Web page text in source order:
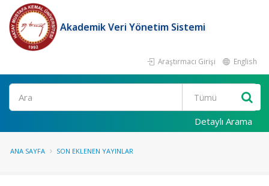
Akademik Veri Yönetim Sistemi
Araştırmacı Girişi English
Ara
Detaylı Arama
ANA SAYFA SON EKLENEN YAYINLAR